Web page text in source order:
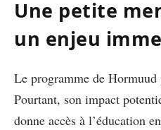
Une petite
un enjeu
Le programme de Hormuud
Pourtant, son impact
donne accès à l’éducation